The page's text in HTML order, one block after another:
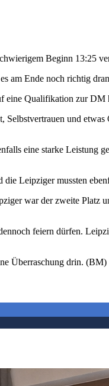
Beginn 13:25
am Ende noch richtig
eine Qualifikation zur DM
und etwas
eine starke Leistung
Leipziger mussten
war der zweite
feiern dürfen.
Überraschung drin. (BM)